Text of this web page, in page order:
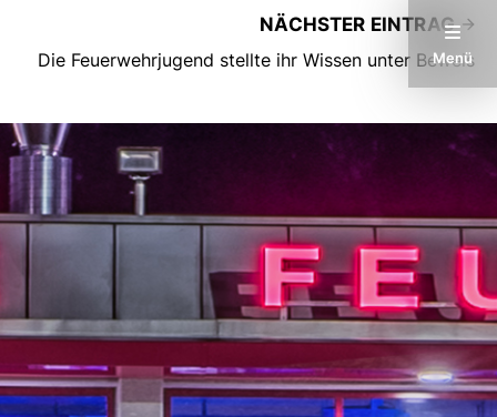
Menü
NÄCHSTER EINTRAG
Die Feuerwehrjugend stellte ihr Wissen unter Beweis